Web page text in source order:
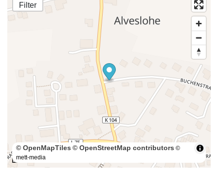
Filter
50 m
© OpenMapTiles © OpenStreetMap contributors ©
mett-media